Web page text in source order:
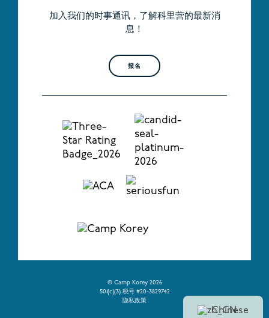
加入我们的时事通讯，了解科里营的最新消
息！
报名
© Camp Korey 2026
501(c)(3) 税号 #20-3829742
隐私政策
Chinese